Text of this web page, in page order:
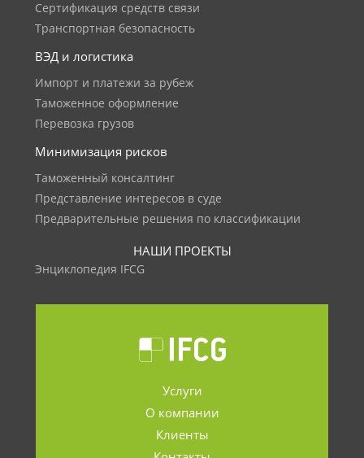
Сертификация средств связи
Транспортная безопасность
ВЭД и логистика
Импорт и платежи за рубеж
Таможенное оформление
Перевозка грузов
Минимизация рисков
Таможенный консалтинг
Представление интересов в суде
Предварительные решения по классификации
НАШИ ПРОЕКТЫ
Энциклопедия IFCG
Услуги
О компании
Клиенты